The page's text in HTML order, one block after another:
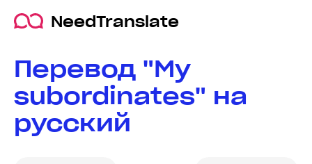
NeedTranslate
Перевод "My
subordinates" на
русский